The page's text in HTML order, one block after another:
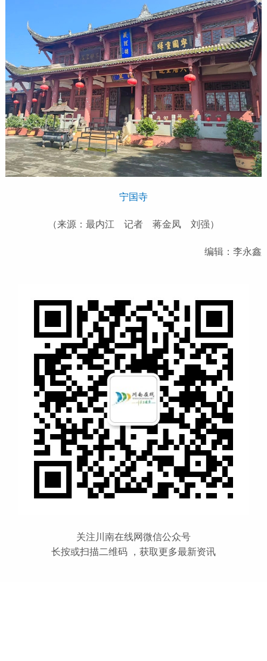
宁国寺
（来源：最内江 记者 蒋金凤 刘强）
编辑：李永鑫
关注川南在线网微信公众号
长按或扫描二维码 ，获取更多最新资讯